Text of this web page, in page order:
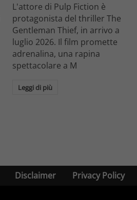
L'attore di Pulp Fiction è
protagonista del thriller The
Gentleman Thief, in arrivo a
luglio 2026. Il film promette
adrenalina, una rapina
spettacolare a M
Leggi di più
Disclaimer Privacy Policy